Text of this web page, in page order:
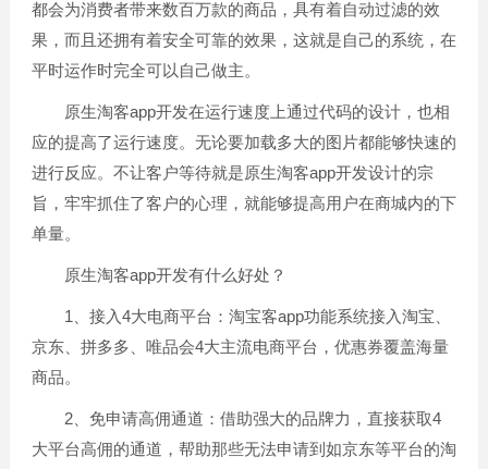
都会为消费者带来数百万款的商品，具有着自动过滤的效
果，而且还拥有着安全可靠的效果，这就是自己的系统，在
平时运作时完全可以自己做主。
原生淘客app开发在运行速度上通过代码的设计，也相
应的提高了运行速度。无论要加载多大的图片都能够快速的
进行反应。不让客户等待就是原生淘客app开发设计的宗
旨，牢牢抓住了客户的心理，就能够提高用户在商城内的下
单量。
原生淘客app开发有什么好处？
1、接入4大电商平台：淘宝客app功能系统接入淘宝、
京东、拼多多、唯品会4大主流电商平台，优惠券覆盖海量
商品。
2、免申请高佣通道：借助强大的品牌力，直接获取4
大平台高佣的通道，帮助那些无法申请到如京东等平台的淘